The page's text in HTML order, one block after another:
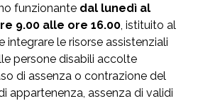
funzionante dal lunedì al
9.00 alle ore 16.00, istituito al
integrare le risorse assistenziali
persone disabili accolte
di assenza o contrazione del
appartenenza, assenza di validi